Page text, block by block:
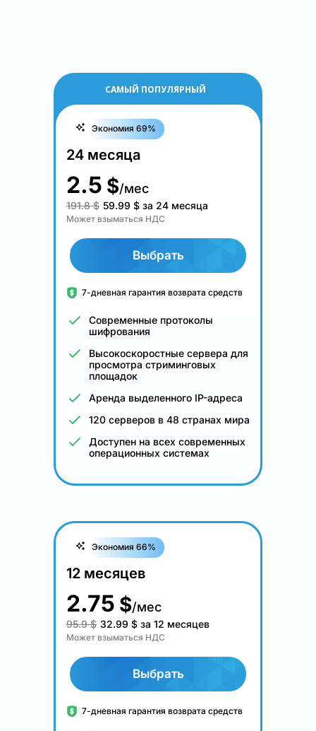
САМЫЙ ПОПУЛЯРНЫЙ
Экономия 69%
24 месяца
2.5 $/мес
191.8 $ 59.99 $ за 24 месяца
Может взыматься НДС
Выбрать
7-дневная гарантия возврата средств
Современные протоколы
шифрования
Высокоскоростные сервера для
просмотра стриминговых
площадок
Аренда выделенного IP-адреса
120 серверов в 48 странах мира
Доступен на всех современных
операционных системах
Экономия 66%
12 месяцев
2.75 $/мес
95.9 $ 32.99 $ за 12 месяцев
Может взыматься НДС
Выбрать
7-дневная гарантия возврата средств